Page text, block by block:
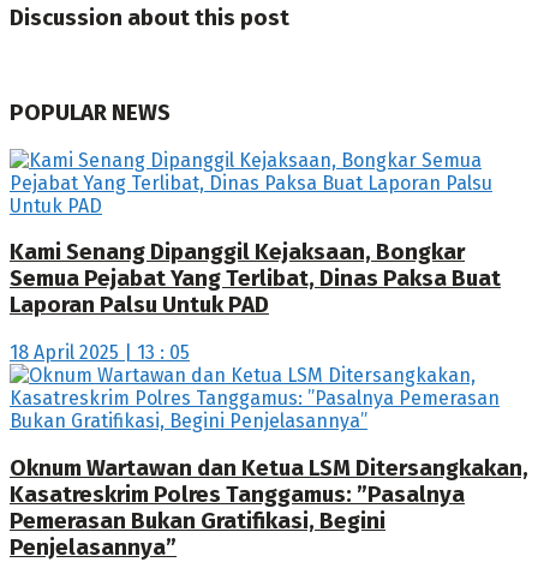
Discussion about this post
POPULAR NEWS
Kami Senang Dipanggil Kejaksaan, Bongkar
Semua Pejabat Yang Terlibat, Dinas Paksa Buat
Laporan Palsu Untuk PAD
18 April 2025 | 13 : 05
Oknum Wartawan dan Ketua LSM Ditersangkakan,
Kasatreskrim Polres Tanggamus: ”Pasalnya
Pemerasan Bukan Gratifikasi, Begini
Penjelasannya”